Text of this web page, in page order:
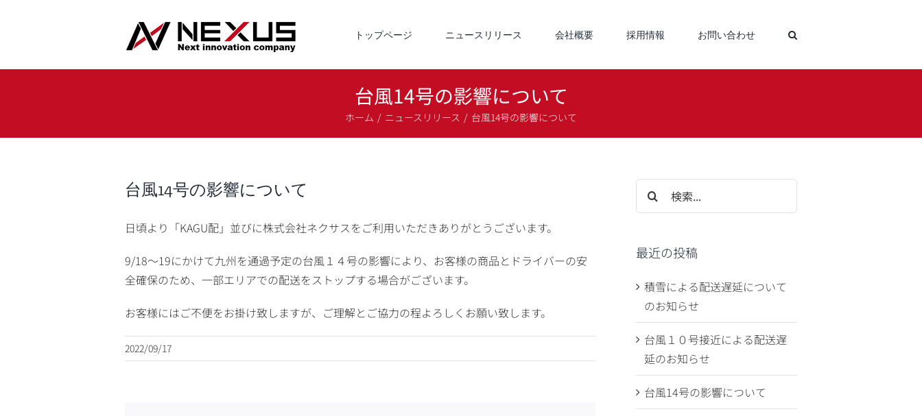
トップページ ニュースリリース 会社概要 採用情報 お問い合わせ
台風14号の影響について
ホーム ニュースリリース 台風14号の影響について
台風14号の影響について
日頃より「KAGU配」並びに株式会社ネクサスをご利用いただきありがとうございます。
9/18〜19にかけて九州を通過予定の台風１４号の影響により、お客様の商品とドライバーの安
全確保のため、一部エリアでの配送をストップする場合がございます。
お客様にはご不便をお掛け致しますが、ご理解とご協力の程よろしくお願い致します。
2022/09/17
索
最近の投稿
積雪による配送遅延について
のお知らせ
台風１０号接近による配送遅
延のお知らせ
台風14号の影響について